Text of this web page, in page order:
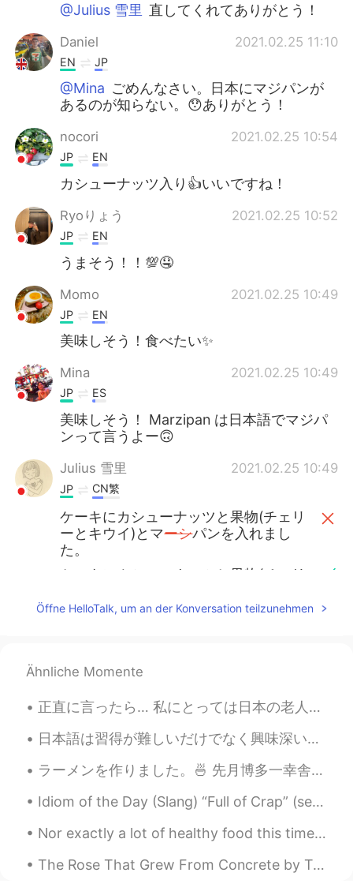
@Julius 雪里 直してくれてありがとう！
Daniel 2021.02.25 11:10
EN JP
@Mina ごめんなさい。日本にマジパンが
あるのが知らない。😯ありがとう！
nocori 2021.02.25 10:54
JP EN
カシューナッツ入り👍いいですね！
Ryoりょう 2021.02.25 10:52
JP EN
うまそう！！💯🤤
Momo 2021.02.25 10:49
JP EN
美味しそう！食べたい✨
Mina 2021.02.25 10:49
JP ES
美味しそう！ Marzipan は日本語でマジパ
ンって言うよー🙃
Julius 雪里 2021.02.25 10:49
JP CN繁
ケーキにカシューナッツと果物(チェリ
ーとキウイ)とマーシパンを入れまし
た。
ケーキにカシューナッツと果物(チェリ
とってもおいしそうです😋 職場の人達がう
JP EN
Danielさんのケーキはいつも美味しそうで
Öffne HelloTalk, um an der Konversation teilzunehmen
Ähnliche Momente
正直に言ったら… 私にとっては日本の老人が怖い😭 だって外国人やから老人はいーつも私をジロジロ見つめてる😒無表情やし、怖いわ！そんなふうに見るのはやめてくれ！って言いたい… しかも、日本の老人は...
日本語は習得が難しいだけでなく興味深いです。 もっと早く学びたいので、たくさんの方法で日本語を学びました。フラッシュカードを使って漢字を勉強しています。テレビ番組やアニメを見て正しい発音を学び、...
ラーメンを作りました。🍜 先月博多一幸舎ラーメン屋さんでDIY ラーメンを買いましたが、仕事で忙しくて、事務所へよく行っていましたから、自炊することが滅多にできませんでした。 DIYとは、...
Idiom of the Day (Slang) “Full of Crap” (semi-derogatory) “Full of Shit” (derogatory) Oh boy. S...
Nor exactly a lot of healthy food this time. 😂 I smoked some salmon and cooked some fries and oni...
The Rose That Grew From Concrete by Tupac Shakur. Did you hear about the rose that grew from a ...